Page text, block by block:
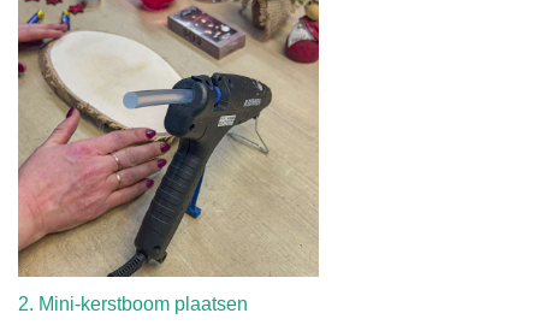
2. Mini-kerstboom plaatsen